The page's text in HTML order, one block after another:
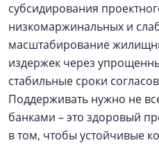
субсидирования
низкомаржинальных и
масштабирование
издержек через
стабильные сроки
Поддерживать нужно не
банками – это здоровый
в том, чтобы устойчивые